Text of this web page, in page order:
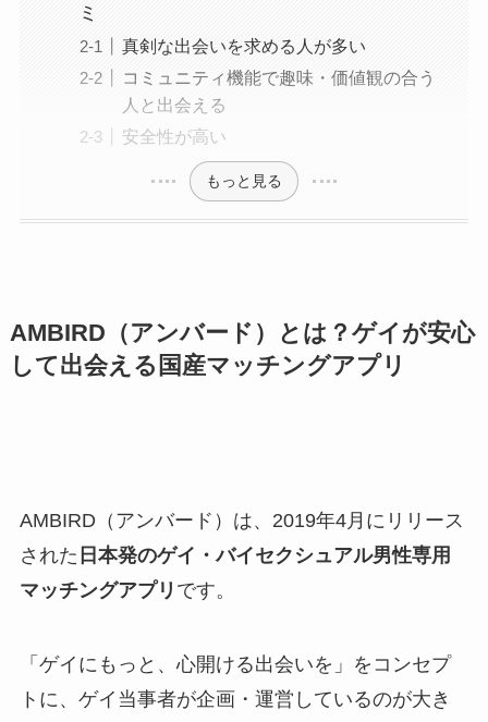
ミ
真剣な出会いを求める人が多い
コミュニティ機能で趣味・価値観の合う
人と出会える
安全性が高い
もっと見る
AMBIRD（アンバード）とは？ゲイが安心
して出会える国産マッチングアプリ
AMBIRD（アンバード）は、2019年4月にリリース
された 日本発のゲイ・バイセクシュアル男性専用
マッチングアプリ です。
「ゲイにもっと、心開ける出会いを」をコンセプ
トに、ゲイ当事者が企画・運営しているのが大き